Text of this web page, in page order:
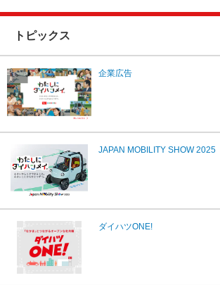
トピックス
企業広告
JAPAN MOBILITY SHOW 2025
ダイハツONE!